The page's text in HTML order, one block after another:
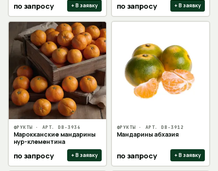
по запросу + В заявку по запросу + В заявку
ФРУКТЫ · АРТ.DB-3936
Марокканские мандарины
нур-клементина
по запросу + В заявку
ФРУКТЫ · АРТ.DB-3912
Мандарины абхазия
по запросу + В заявку